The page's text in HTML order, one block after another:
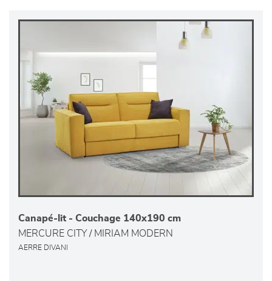
Canapé-lit - Couchage 140x190 cm
MERCURE CITY / MIRIAM MODERN
AERRE DIVANI